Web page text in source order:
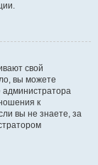
свой
вы можете
администратора
к
вы не знаете, за